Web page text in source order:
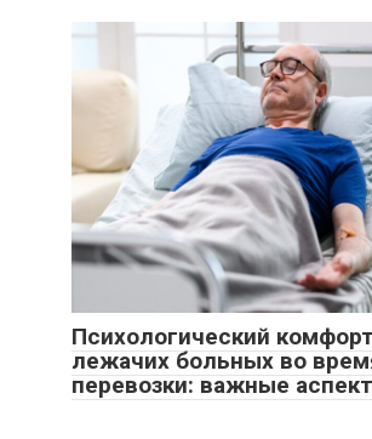
Психологический комфорт
лежачих больных во
перевозки: важные